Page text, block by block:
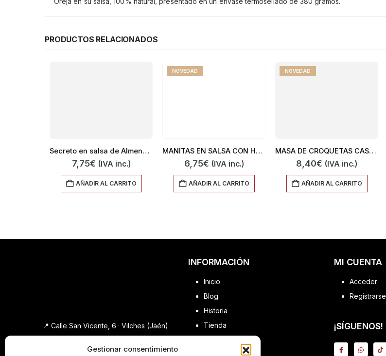
Gestionar consentimiento
PRODUCTOS RELACIONADOS
Secreto en salsa de Almendras 350
7,75€ (IVA inc.)
AÑADIR AL CARRITO
NOVEDAD
MANITAS EN SALSA CON HUESO 500
6,75€ (IVA inc.)
AÑADIR AL CARRITO
NOVEDAD
MASA DE CROQUETAS CASERAS DE COCIDO 600
8,40€ (IVA inc.)
AÑADIR AL CARRITO
📍 Calle San Vicente, 6 · Vilches (Jaén)
INFORMACIÓN
Inicio
Blog
Historia
Tienda
MI CUENTA
Acceder
Registrarse
¡SÍGUENOS!